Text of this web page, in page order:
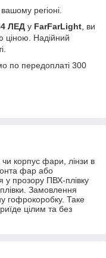
регіоні.
ЛЕД у FarFarLight, ви
ціною. Надійний
по передоплаті 300
корпус фари, лінзи в
фар або
у прозору ПВХ-плівку
Замовлення
гофрокоробку. Таке
цілим та без